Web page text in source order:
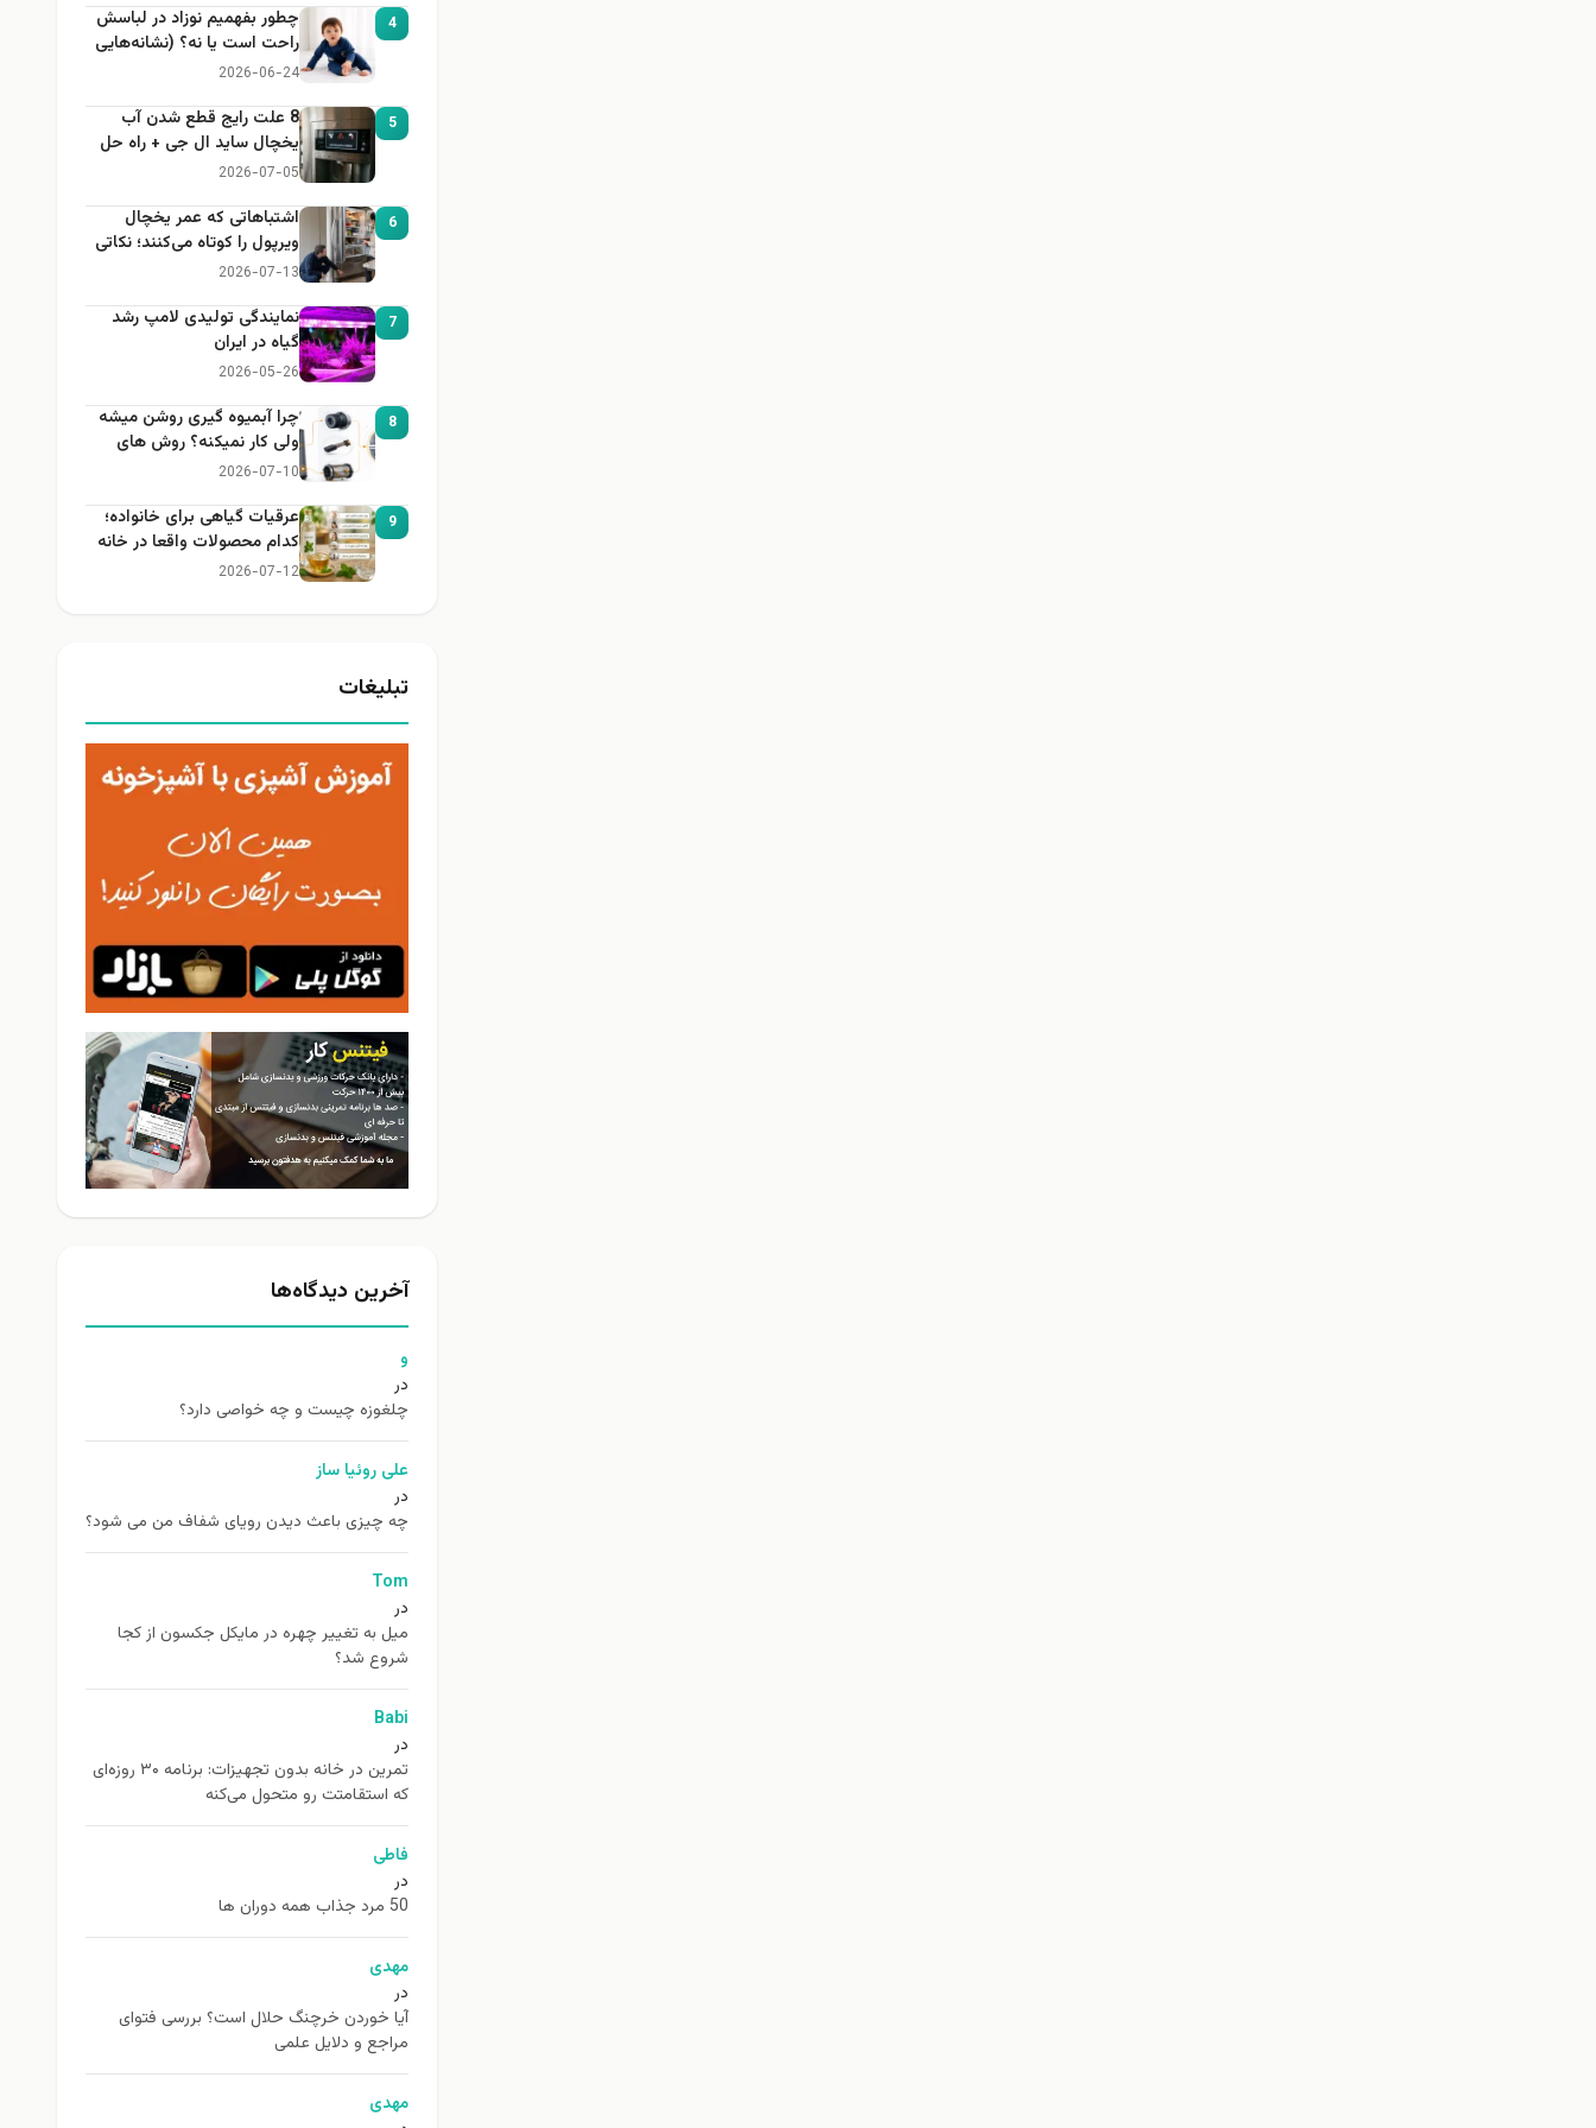
4
چطور بفهمیم نوزاد در لباسش
راحت است یا نه؟ (نشانه‌هایی
که هر مادر باید بداند)
2026-06-24
5
8 علت رایج قطع شدن آب
یخچال ساید ال جی + راه حل
2026-07-05
6
اشتباهاتی که عمر یخچال
ویرپول را کوتاه می‌کنند؛ نکاتی
که باید بدانید
2026-07-13
7
نمایندگی تولیدی لامپ رشد
گیاه در ایران
2026-05-26
8
چرا آبمیوه گیری روشن میشه
ولی کار نمیکنه؟ روش های
عیب یابی
2026-07-10
9
عرقیات گیاهی برای خانواده؛
کدام محصولات واقعا در خانه
کاربرد دارند؟
2026-07-12
تبلیغات
آخرین دیدگاه‌ها
و
در
چلغوزه چیست و چه خواصی دارد؟
علی روئیا ساز
در
چه چیزی باعث دیدن رویای شفاف من می شود؟
Tom
در
ميل به تغيير چهره در مایکل جکسون از كجا
شروع شد؟
Babi
در
تمرین در خانه بدون تجهیزات: برنامه ۳۰ روزه‌ای
که استقامتت رو متحول می‌کنه
فاطی
در
50 مرد جذاب همه دوران ها
مهدی
در
آیا خوردن خرچنگ حلال است؟ بررسی فتوای
مراجع و دلایل علمی
مهدی